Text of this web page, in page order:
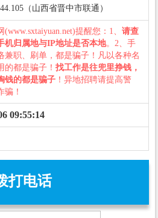
（山西省晋中市联通）
(www.sxtaiyuan.net)提醒您：1、 请查
机归属地与IP地址是否本地。2、手
兼职、刷单，都是骗子！凡以各种名
的都是骗子！ 找工作是往兜里挣钱，
钱的都是骗子 ！异地招聘请提高警
骗！
09:55:14
打电话